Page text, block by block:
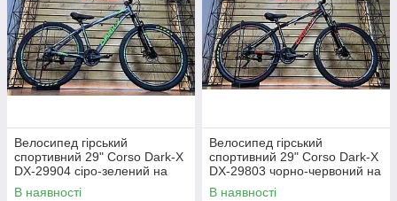
Велосипед гірський
спортивний 29" Corso Dark-X
DX-29904 сiро-зелений на
зріст 156-170 см
В наявності
Велосипед гірський
спортивний 29" Corso Dark-X
DX-29803 чорно-червоний на
зріст 156-170 см
В наявності